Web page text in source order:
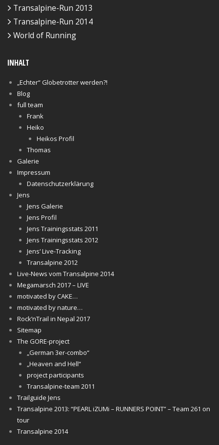
Transalpine-Run 2013
Transalpine-Run 2014
World of Running
INHALT
„Echter“ Globetrotter werden?!
Blog
full team
Frank
Heiko
Heikos Profil
Thomas
Galerie
Impressum
Datenschutzerklärung
Jens
Jens Galerie
Jens Profil
Jens Trainingsstats 2011
Jens Trainingsstats 2012
Jens‘ Live-Tracking
Transalpine 2012
Live-News vom Transalpine 2014
Megamarsch 2017 – LIVE
motivated by CAKE…
motivated by nature…
Rock’nTrail in Nepal 2017
Sitemap
The GORE-project
„German 3er-combo“
„Heaven and Hell“
project participants
Transalpine-team 2011
Trailguide Jens
Transalpine 2013: “PEARL iZUMi – RUNNERS POINT” – Team 261 on
tour
Transalpine 2014